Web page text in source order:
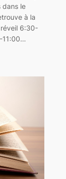
dans le
à la
6:30-
11:00…